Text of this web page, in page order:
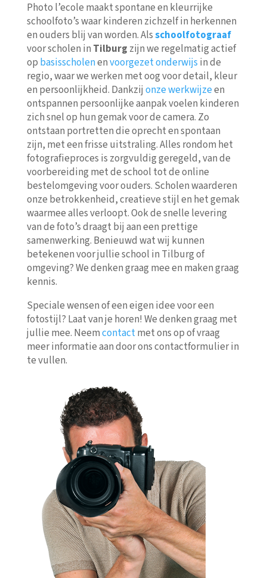
Photo l’ecole maakt spontane en kleurrijke
schoolfoto’s waar kinderen zichzelf in herkennen
en ouders blij van worden. Alsschoolfotograaf
voor scholen in Tilburg zijn we regelmatig actief
op basisscholenenvoorgezet onderwijs in de
regio, waar we werken met oog voor detail, kleur
en persoonlijkheid. Dankzij onze werkwijzeen
ontspannen persoonlijke aanpak voelen kinderen
zich snel op hun gemak voor de camera. Zo
ontstaan portretten die oprecht en spontaan
zijn, met een frisse uitstraling. Alles rondom het
fotografieproces is zorgvuldig geregeld, van de
voorbereiding met de school tot de online
bestelomgeving voor ouders. Scholen waarderen
onze betrokkenheid, creatieve stijl en het gemak
waarmee alles verloopt. Ook de snelle levering
van de foto’s draagt bij aan een prettige
samenwerking. Benieuwd wat wij kunnen
betekenen voor jullie school in Tilburg of
omgeving? We denken graag mee en maken graag
kennis.
Speciale wensen of een eigen idee voor een
fotostijl? Laat van je horen! We denken graag met
jullie mee. Neemcontactmet ons op of vraag
meer informatie aan door ons contactformulier in
te vullen.